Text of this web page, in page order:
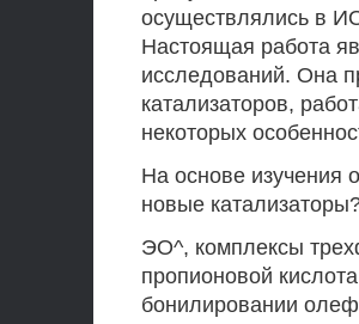
осуществлялись в
Настоящая работа
исследований. Она
катализаторов,
некоторых
На основе изучения
новые
ЭО^, комплексы
пропионовой
бонилировании